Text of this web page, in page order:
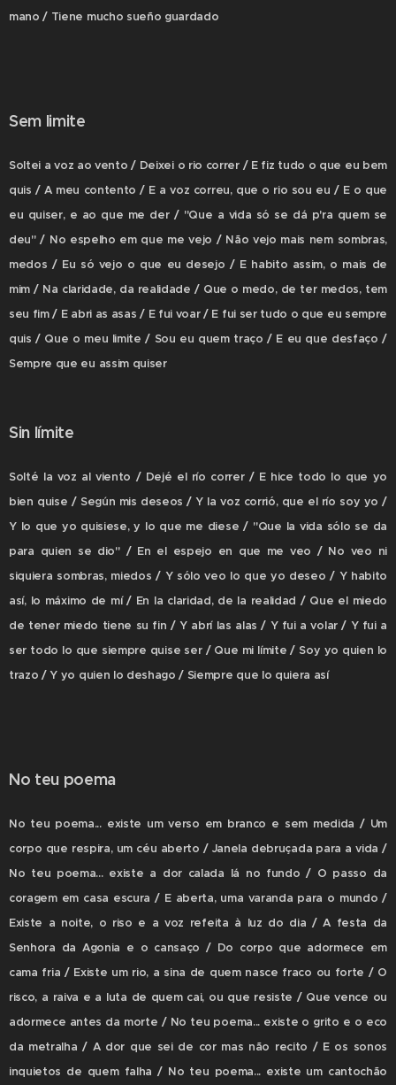
mano / Tiene mucho sueño guardado
Sem limite
Soltei a voz ao vento / Deixei o rio correr / E fiz tudo o que eu bem
quis / A meu contento / E a voz correu, que o rio sou eu / E o que
eu quiser, e ao que me der / "Que a vida só se dá p'ra quem se
deu" / No espelho em que me vejo / Não vejo mais nem sombras,
medos / Eu só vejo o que eu desejo / E habito assim, o mais de
mim / Na claridade, da realidade / Que o medo, de ter medos, tem
seu fim / E abri as asas / E fui voar / E fui ser tudo o que eu sempre
quis / Que o meu limite / Sou eu quem traço / E eu que desfaço /
Sempre que eu assim quiser
Sin límite
Solté la voz al viento / Dejé el río correr / E hice todo lo que yo
bien quise / Según mis deseos / Y la voz corrió, que el río soy yo /
Y lo que yo quisiese, y lo que me diese / "Que la vida sólo se da
para quien se dio" / En el espejo en que me veo / No veo ni
siquiera sombras, miedos / Y sólo veo lo que yo deseo / Y habito
así, lo máximo de mí / En la claridad, de la realidad / Que el miedo
de tener miedo tiene su fin / Y abrí las alas / Y fui a volar / Y fui a
ser todo lo que siempre quise ser / Que mi límite / Soy yo quien lo
trazo / Y yo quien lo deshago / Siempre que lo quiera así
No teu poema
No teu poema... existe um verso em branco e sem medida / Um
corpo que respira, um céu aberto / Janela debruçada para a vida /
No teu poema... existe a dor calada lá no fundo / O passo da
coragem em casa escura / E aberta, uma varanda para o mundo /
Existe a noite, o riso e a voz refeita à luz do dia / A festa da
Senhora da Agonia e o cansaço / Do corpo que adormece em
cama fria / Existe um rio, a sina de quem nasce fraco ou forte / O
risco, a raiva e a luta de quem cai, ou que resiste / Que vence ou
adormece antes da morte / No teu poema... existe o grito e o eco
da metralha / A dor que sei de cor mas não recito / E os sonos
inquietos de quem falha / No teu poema... existe um cantochão